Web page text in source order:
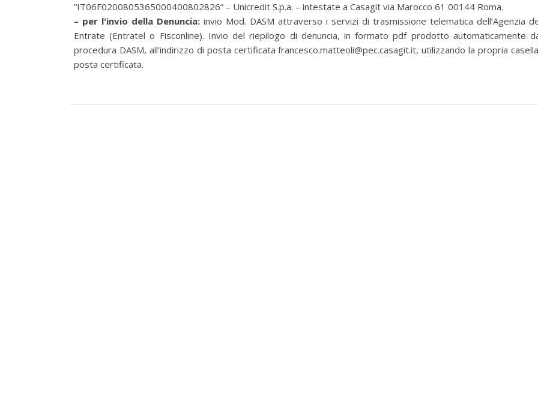
“IT06F0200805365000400802826” – Unicredit S.p.a. – intestate a Casagit via Marocco 61 00144 Roma.
– per l'invio della Denuncia: invio Mod. DASM attraverso i servizi di trasmissione telematica dell’Agenzia
Entrate (Entratel o Fisconline). Invio del riepilogo di denuncia, in formato pdf prodotto automaticamente
procedura DASM, all’indirizzo di posta certificata francesco.matteoli@pec.casagit.it, utilizzando la propria
posta certificata.